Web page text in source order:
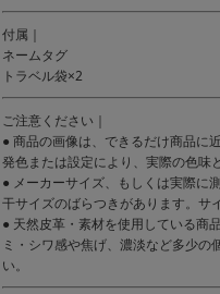
付属｜
ネームタグ
トラベル袋×2
ご注意ください｜
● 商品の画像は、できるだけ商品に
発色または設定により、実際の色味
● メーカーサイズ、もしくは実際に
干サイズのばらつきがあります。サ
● 天然皮革・素材を使用している商
ミ・シワ感や焦げ、濃淡など多少
い。